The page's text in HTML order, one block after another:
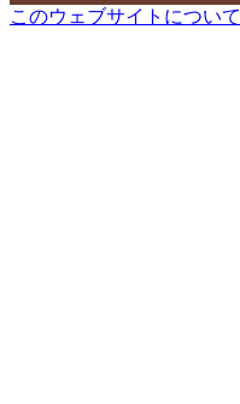
このウェブサイトについて